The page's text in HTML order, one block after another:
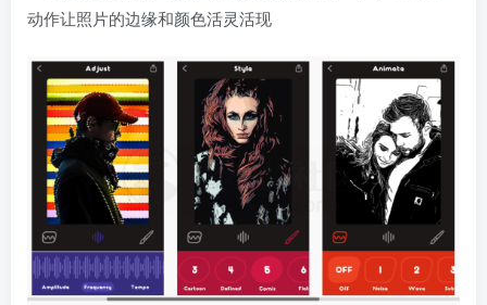
动作让照片的边缘和颜色活灵活现